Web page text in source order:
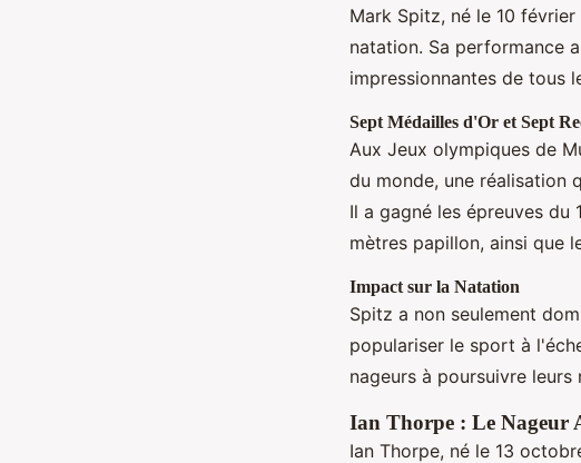
Mark Spitz, né le 10
natation. Sa performance
impressionnantes de tous
Sept Médailles d'Or et Sept
Aux Jeux olympiques de
du monde, une réalisation
Il a gagné les épreuves
mètres papillon, ainsi que
Impact sur la Natation
Spitz a non seulement
populariser le sport à
nageurs à poursuivre leurs
Ian Thorpe : Le Nageur
Ian Thorpe, né le 13